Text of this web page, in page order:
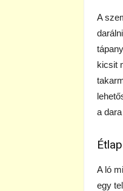
A
kicsit
a
A ló
egy